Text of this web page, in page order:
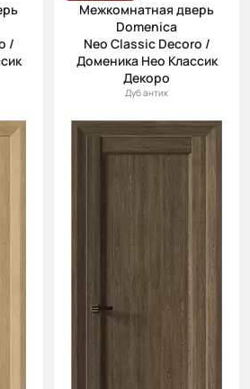
/
Межкомнатная дверь
Domenica
Neo Classic Decoro /
Доменика Нео Классик
Декоро
Дуб антик